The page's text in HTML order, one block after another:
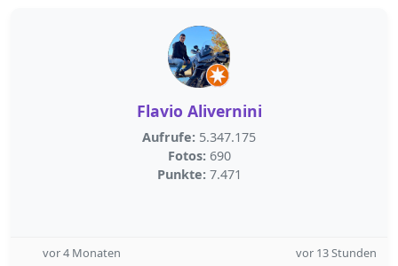
Flavio Alivernini
Aufrufe: 5.347.175
Fotos: 690
Punkte: 7.471
vor 4 Monaten vor 13 Stunden